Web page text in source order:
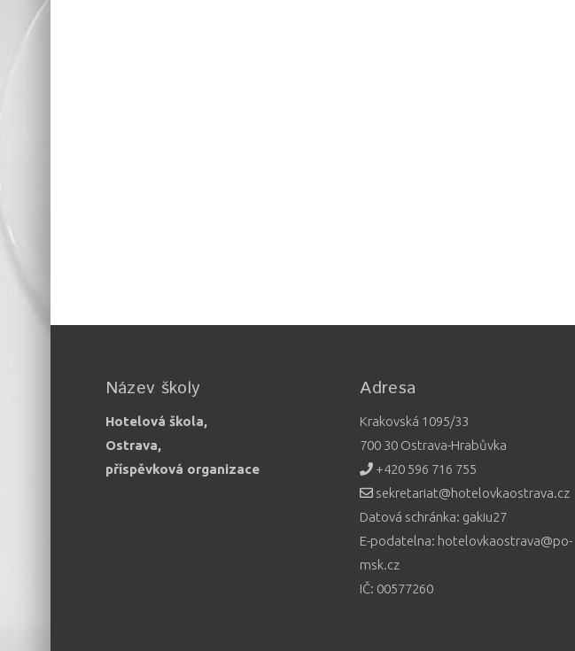
Název školy
Hotelová škola,
Ostrava,
příspěvková organizace
Adresa
Krakovská 1095/33
700 30 Ostrava-Hrabůvka
+420 596 716 755
sekretariat@hotelovkaostrava.cz
Datová schránka: gakiu27
E-podatelna: hotelovkaostrava@po-
msk.cz
IČ: 00577260